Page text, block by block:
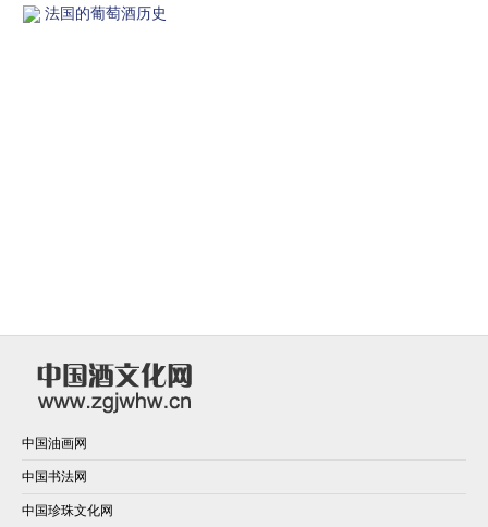
法国的葡萄酒历史
中国油画网
中国书法网
中国珍珠文化网